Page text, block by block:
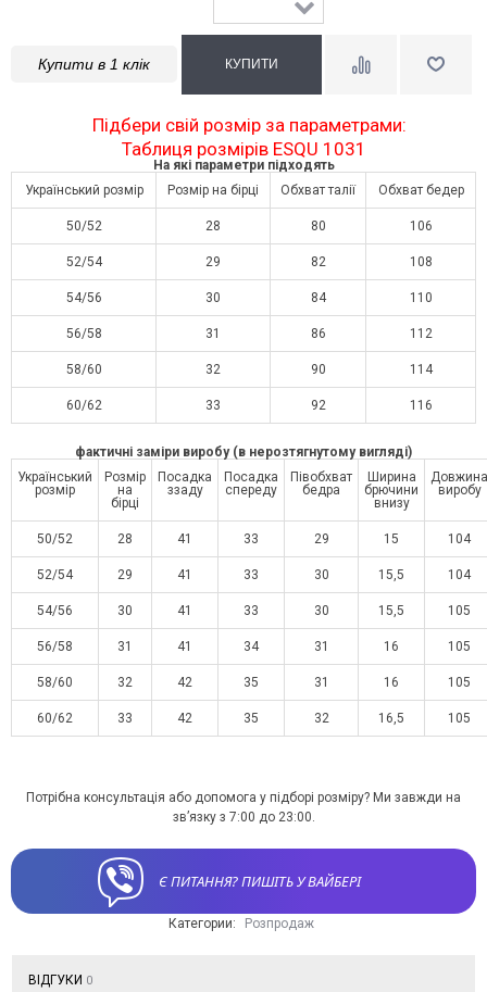
Купити в 1 клік
Підбери свій розмір за параметрами:
Таблиця розмірів ESQU 1031
На які параметри підходять
Український розмір
Розмір на бірці Обхват талії Обхват бедер
50/52 28 80 106
52/54 29 82 108
54/56 30 84 110
56/58 31 86 112
58/60 32 90 114
60/62 33 92 116
фактичні заміри виробу (в нерозтягнутому вигляді)
Український
розмір
Розмір
на
бірці
Посадка
ззаду
Посадка
спереду
Півобхват
бедра
Ширина
брючини
внизу
Довжина
виробу
50/52 28 41 33 29 15 104
52/54 29 41 33 30 15,5 104
54/56 30 41 33 30 15,5 105
56/58 31 41 34 31 16 105
58/60 32 42 35 31 16 105
60/62 33 42 35 32 16,5 105
Потрібна консультація або допомога у підборі розміру? Ми завжди на
зв’язку з 7:00 до 23:00.
Є ПИТАННЯ? ПИШІТЬ У ВАЙБЕРІ
Категории: Розпродаж
ВІДГУКИ 0